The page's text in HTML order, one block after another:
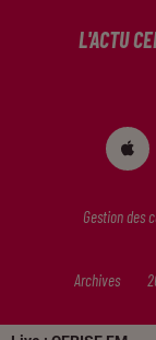
L'ACTU
Gestion des
Archives